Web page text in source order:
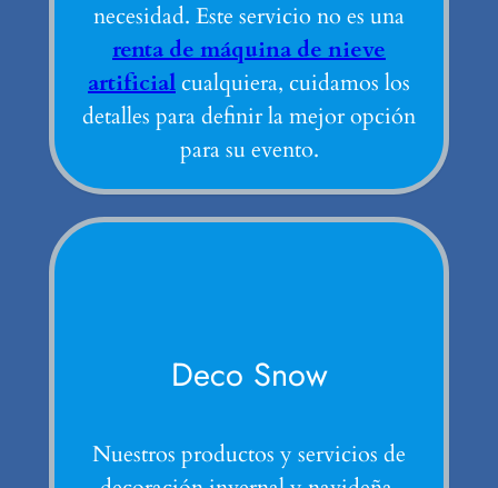
necesidad. Este servicio no es una
renta de máquina de nieve
artificialcualquiera, cuidamos los
detalles para definir la mejor opción
para su evento.
Deco Snow
Nuestros productos y servicios de